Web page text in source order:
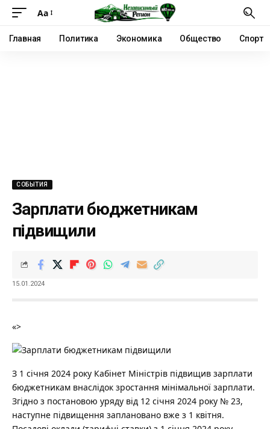
Аа
Главная Политика Экономика Общество Спорт
СОБЫТИЯ
Зарплати бюджетникам
підвищили
15.01.2024
«>
З 1 січня 2024 року Кабінет Міністрів підвищив зарплати
бюджетникам внаслідок зростання мінімальної зарплати.
Згідно з постановою уряду від 12 січня 2024 року № 23,
наступне підвищення заплановано вже з 1 квітня.